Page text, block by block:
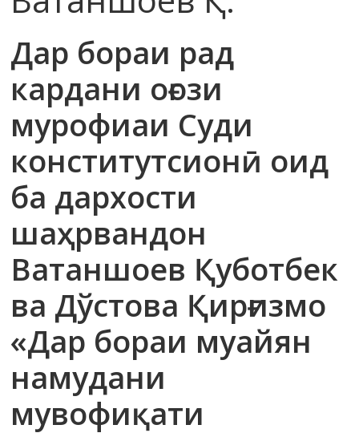
Дар бораи рад
кардани оғози
мурофиаи Суди
конститутсионӣ оид
ба дархости
шаҳрвандон
Ватаншоев Қуботбек
ва Дўстова Қирғизмо
«Дар бораи муайян
намудани
мувофиқати